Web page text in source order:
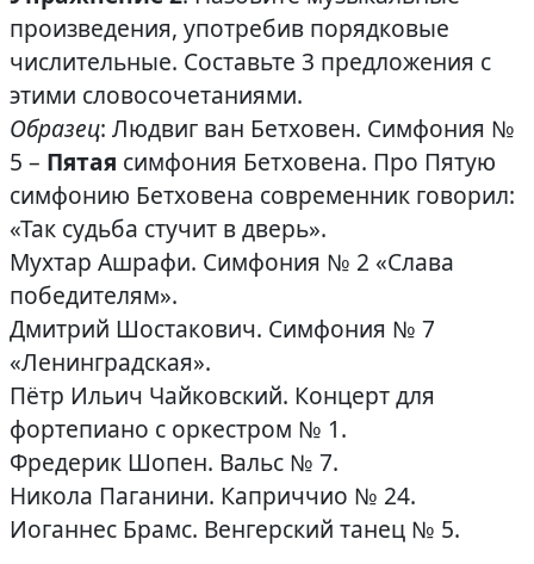
произведения, употребив порядковые
числительные. Составьте 3 предложения с
этими словосочетаниями.
Образец: Людвиг ван Бетховен. Симфония №
5 – Пятая симфония Бетховена. Про Пятую
симфонию Бетховена современник говорил:
«Так судьба стучит в дверь».
Мухтар Ашрафи. Симфония № 2 «Слава
победителям».
Дмитрий Шостакович. Симфония № 7
«Ленинградская».
Пётр Ильич Чайковский. Концерт для
фортепиано с оркестром № 1.
Фредерик Шопен. Вальс № 7.
Никола Паганини. Каприччио № 24.
Иоганнес Брамс. Венгерский танец № 5.